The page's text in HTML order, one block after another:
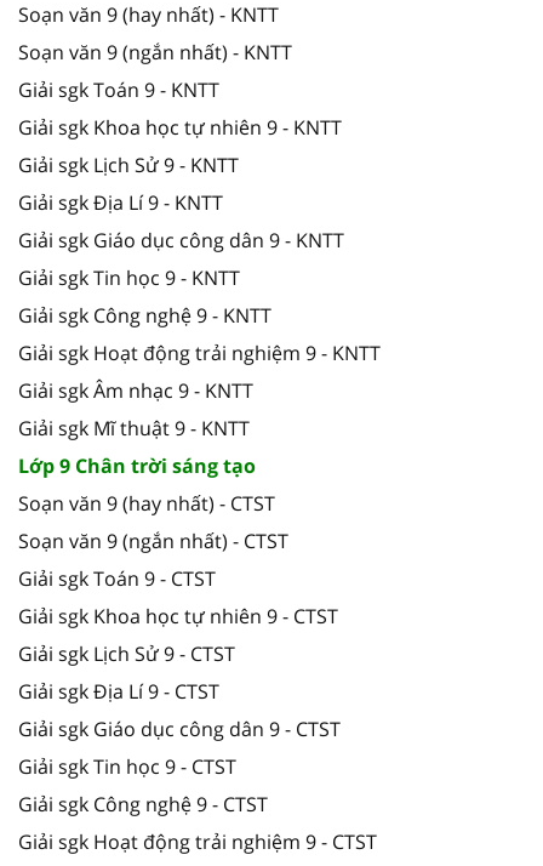
Soạn văn 9 (hay nhất) - KNTT
Soạn văn 9 (ngắn nhất) - KNTT
Giải sgk Toán 9 - KNTT
Giải sgk Khoa học tự nhiên 9 - KNTT
Giải sgk Lịch Sử 9 - KNTT
Giải sgk Địa Lí 9 - KNTT
Giải sgk Giáo dục công dân 9 - KNTT
Giải sgk Tin học 9 - KNTT
Giải sgk Công nghệ 9 - KNTT
Giải sgk Hoạt động trải nghiệm 9 - KNTT
Giải sgk Âm nhạc 9 - KNTT
Giải sgk Mĩ thuật 9 - KNTT
Lớp 9 Chân trời sáng tạo
Soạn văn 9 (hay nhất) - CTST
Soạn văn 9 (ngắn nhất) - CTST
Giải sgk Toán 9 - CTST
Giải sgk Khoa học tự nhiên 9 - CTST
Giải sgk Lịch Sử 9 - CTST
Giải sgk Địa Lí 9 - CTST
Giải sgk Giáo dục công dân 9 - CTST
Giải sgk Tin học 9 - CTST
Giải sgk Công nghệ 9 - CTST
Giải sgk Hoạt động trải nghiệm 9 - CTST